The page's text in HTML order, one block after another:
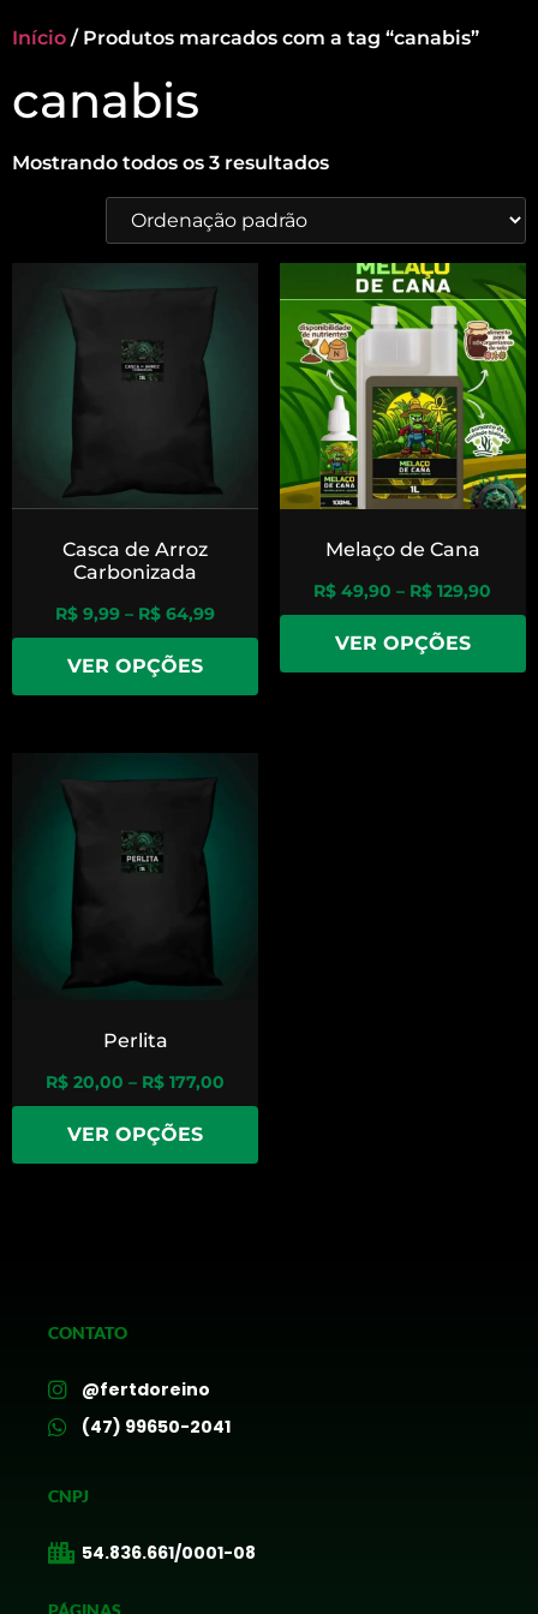
Início / Produtos marcados com a tag “canabis”
canabis
Mostrando todos os 3 resultados
Casca de Arroz
Carbonizada
R$ 9,99 – R$ 64,99
VER OPÇÕES
Melaço de Cana
R$ 49,90 – R$ 129,90
VER OPÇÕES
Perlita
R$ 20,00 – R$ 177,00
VER OPÇÕES
CONTATO
@fertdoreino
(47) 99650-2041
CNPJ
54.836.661/0001-08
PÁGINAS